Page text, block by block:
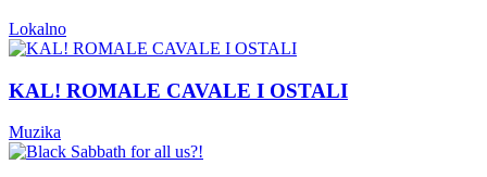
Lokalno
KAL! ROMALE CAVALE I OSTALI
Muzika